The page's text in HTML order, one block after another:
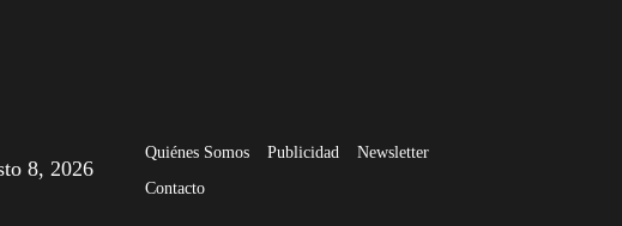
8, 2026
Quiénes Somos Publicidad
Newsletter
Contacto